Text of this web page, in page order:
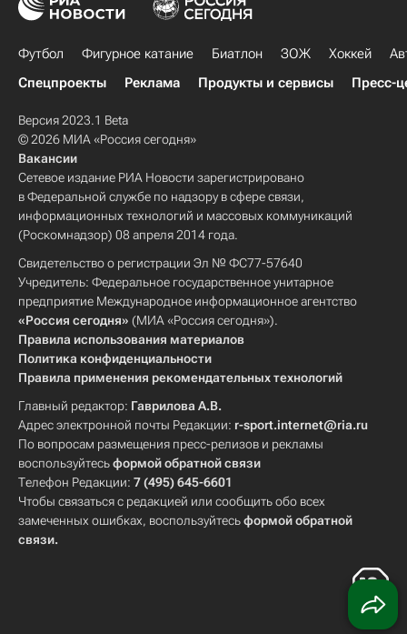
Футбол Фигурное катание Биатлон ЗОЖ Хоккей
Спецпроекты
Реклама Продукты и сервисы Пресс-
Версия 2023.1 Beta
© 2026 МИА «Россия сегодня»
Вакансии
Сетевое издание РИА Новости зарегистрировано
в Федеральной службе по надзору в сфере связи,
информационных технологий и массовых коммуникаций
(Роскомнадзор) 08 апреля 2014 года.
Свидетельство о регистрации Эл № ФС77-57640
Учредитель: Федеральное государственное унитарное
предприятие Международное информационное агентство
«Россия сегодня» (МИА «Россия сегодня»).
Правила использования материалов
Политика конфиденциальности
Правила применения рекомендательных технологий
Главный редактор: Гаврилова А.В.
Адрес электронной почты Редакции: r-sport.internet@ria.ru
По вопросам размещения пресс-релизов и рекламы
воспользуйтесьформой обратной связи
Телефон Редакции: 7 (495) 645-6601
Чтобы связаться с редакцией или сообщить обо всех
замеченных ошибках, воспользуйтесьформой обратной
связи.